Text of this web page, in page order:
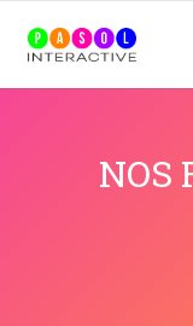
NOS